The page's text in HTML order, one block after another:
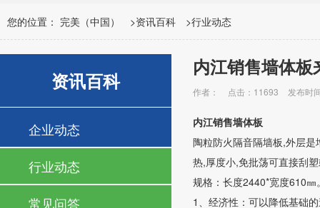
您的位置： 完美（中国） >资讯百科 >行业动态
资讯百科
企业动态
行业动态
常见问答
内江销售墙体板
作者： 点击：11693 发布时
内江销售墙体板
陶粒防火隔音隔墙板,外层
热,厚度小,免批荡可直接刮
规格：长度2440*宽度610㎜
1、经济性：可以降低基础